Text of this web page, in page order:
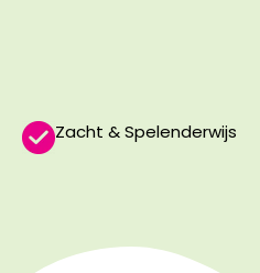
Zacht & Spelenderwijs